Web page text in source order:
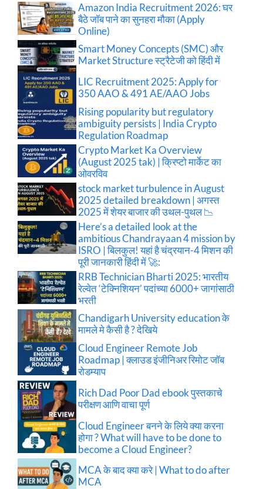
Amazon India Recruitment 2026: घर
बैठे जॉब पाने का सुनहरा मौका (Apply
Online)
Smart Money Concepts (SMC) और
Market Structure स्ट्रैटेजी को हिंदी में
LIC Recruitment 2025: Apply for
350 AAO & 491 AE/AAO Jobs
Rising popularity but regulatory
ambiguity persists | India Crypto
Regulation Roadmap
Crypto Market Ka Overview
(August 2025 tak) | क्रिप्टो मार्केट का
ओवरविव
stock market turbulence in August
2025 detailed breakdown | अगस्त
2025 में शेयर बाजार की उथल-पुथल 📉
Here’s a detailed look at the
ambitious Chandrayaan 4 mission by
ISRO | बिलकुल! यहां है चंद्रयान-4 मिशन की
पूरी जानकारी हिंदी में 🚀:
RRB Technician Bharti 2025: भारतीय
रेल्वेत ‘टेक्निशियन’ पदांच्या 6000+ जागांसाठी
भरती
Chandigarh University education के
मामले मे कैसी है ? देखिये
Cloud Engineer Remote Job
Roadmap | क्लाउड इंजीनिअर रिमोट जॉब
रोडम्याप
Rich Dad Poor Dad ebook पुस्तकाचे
परीक्षण आणि वाचा पूर्ण
Cloud Engineer बनने के लिये क्या करना
होगा ? What will have to be done to
become a Cloud Engineer?
MCA के बाद क्या करे | What to do after
MCA